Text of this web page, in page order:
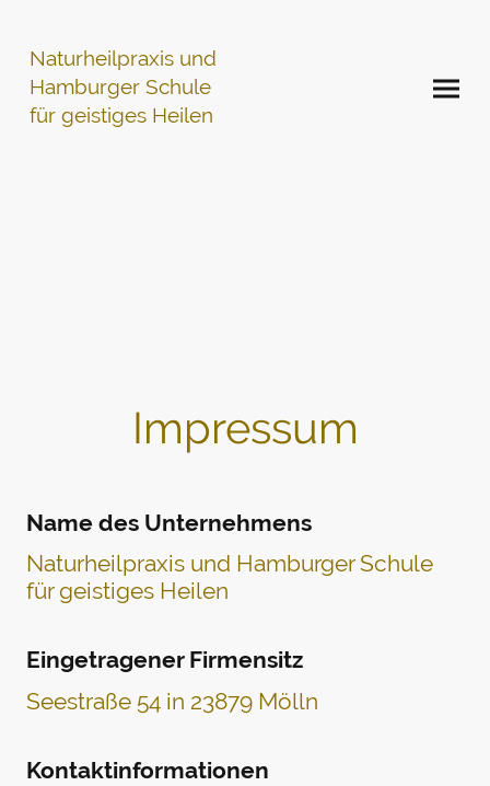
Naturheilpraxis und
Hamburger Schule
für geistiges Heilen
Impressum
Name des Unternehmens
Naturheilpraxis und Hamburger Schule
für geistiges Heilen
Eingetragener Firmensitz
Seestraße 54 in 23879 Mölln
Kontaktinformationen